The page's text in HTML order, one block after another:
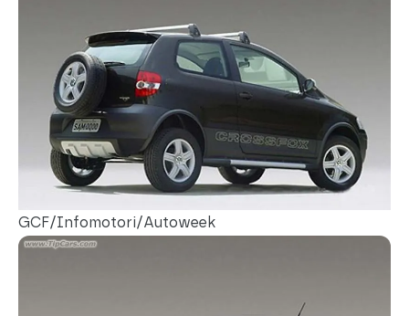
GCF/Infomotori/Autoweek